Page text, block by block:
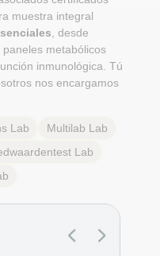
muestra integral
, desde
metabólicos
inmunológica. Tú
nos encargamos
Lab Multilab Lab
Lab